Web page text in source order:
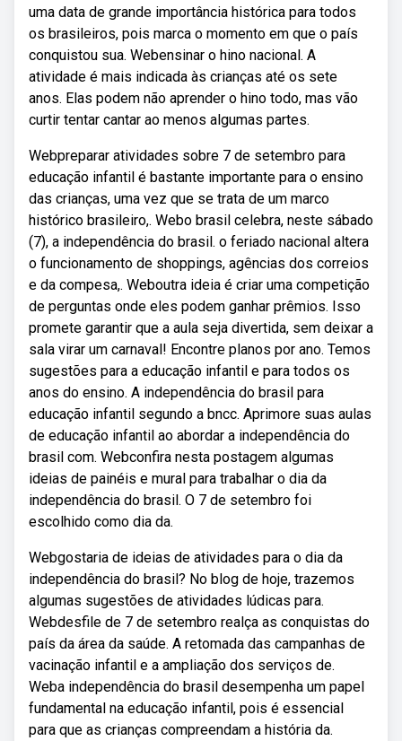
uma data de grande importância histórica para todos
os brasileiros, pois marca o momento em que o país
conquistou sua. Webensinar o hino nacional. A
atividade é mais indicada às crianças até os sete
anos. Elas podem não aprender o hino todo, mas vão
curtir tentar cantar ao menos algumas partes.
Webpreparar atividades sobre 7 de setembro para
educação infantil é bastante importante para o ensino
das crianças, uma vez que se trata de um marco
histórico brasileiro,. Webo brasil celebra, neste sábado
(7), a independência do brasil. o feriado nacional altera
o funcionamento de shoppings, agências dos correios
e da compesa,. Weboutra ideia é criar uma competição
de perguntas onde eles podem ganhar prêmios. Isso
promete garantir que a aula seja divertida, sem deixar a
sala virar um carnaval! Encontre planos por ano. Temos
sugestões para a educação infantil e para todos os
anos do ensino. A independência do brasil para
educação infantil segundo a bncc. Aprimore suas aulas
de educação infantil ao abordar a independência do
brasil com. Webconfira nesta postagem algumas
ideias de painéis e mural para trabalhar o dia da
independência do brasil. O 7 de setembro foi
escolhido como dia da.
Webgostaria de ideias de atividades para o dia da
independência do brasil? No blog de hoje, trazemos
algumas sugestões de atividades lúdicas para.
Webdesfile de 7 de setembro realça as conquistas do
país da área da saúde. A retomada das campanhas de
vacinação infantil e a ampliação dos serviços de.
Weba independência do brasil desempenha um papel
fundamental na educação infantil, pois é essencial
para que as crianças compreendam a história da.